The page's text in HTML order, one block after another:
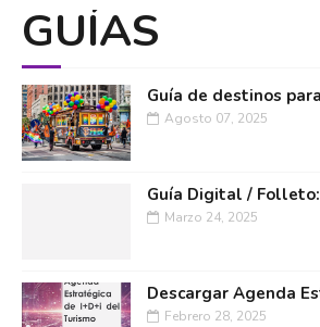
GUÍAS
Guía de destinos
Agosto 07, 2025
Guía Digital /
Marzo 24, 2025
Descargar Agenda
Febrero 28, 2025